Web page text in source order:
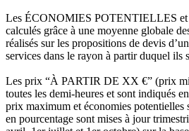
Les ÉCONOMIES POTENTIELLES
calculés grâce à une moyenne globale
réalisés sur les propositions de devis
services dans le rayon à partir duquel ils
Les prix “À PARTIR DE XX €” (prix
toutes les demi-heures et sont indiqués
prix maximum et économies potentielles
en pourcentage sont mises à jour